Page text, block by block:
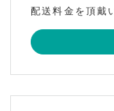
配送料金を頂戴